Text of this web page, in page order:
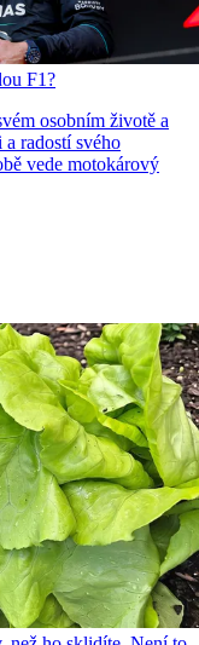
F1?
osobním životě a
radostí svého
vede motokárový